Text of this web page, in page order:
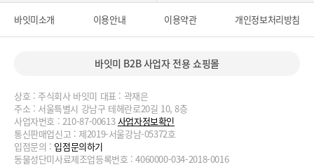
바잇미소개 이용안내 이용약관 개인정보처리방침
바잇미 B2B 사업자 전용 쇼핑몰
상호 : 주식회사 바잇미 대표 : 곽재은
주소 : 서울특별시 강남구 테헤란로20길 10, 8층
사업자번호 : 210-87-00613사업자정보확인
통신판매업신고 : 제2019-서울강남-05372호
입점문의 : 입점문의하기
동물성단미사료제조업등록번호 : 4060000-034-2018-0016